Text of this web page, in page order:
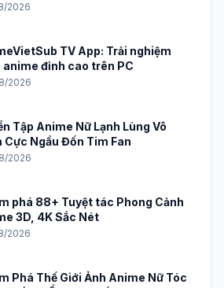
2026
TV App: Trải nghiệm
anime đỉnh cao trên PC
2026
Tập Anime Nữ Lạnh Lùng Vô
Cực Ngầu Đốn Tim Fan
2026
phá 88+ Tuyệt tác Phong Cảnh
3D, 4K Sắc Nét
2026
Phá Thế Giới Ảnh Anime Nữ Tóc